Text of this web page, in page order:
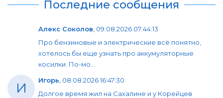
Последние сообщения
Алекс Соколов 09.08.2026 07:44:13
Про бензиновые и электрические всё понятно,
хотелось бы еще узнать про аккумуляторные
косилки. По-мо...
И Игорь 08.08.2026 16:47:30
Долгое время жил на Сахалине и у Корейцев